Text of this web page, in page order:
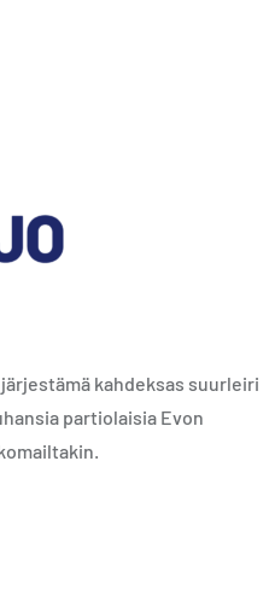
kahdeksas suurleiri
partiolaisia Evon